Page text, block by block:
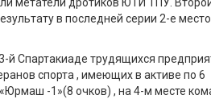
в последней серии 2-е
й Спартакиаде трудящихся
спорта , имеющих в активе по 6
-1»(8 очков) , на 4-м месте